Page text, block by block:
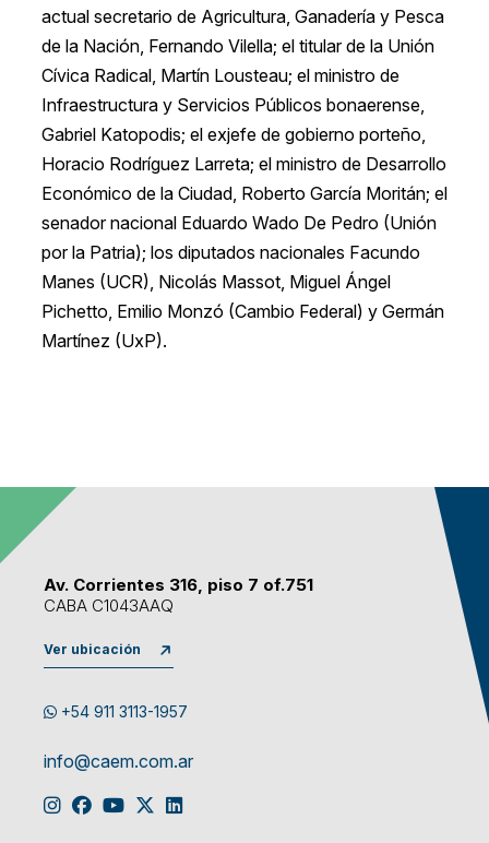
actual secretario de Agricultura, Ganadería y Pesca
de la Nación, Fernando Vilella; el titular de la Unión
Cívica Radical, Martín Lousteau; el ministro de
Infraestructura y Servicios Públicos bonaerense,
Gabriel Katopodis; el exjefe de gobierno porteño,
Horacio Rodríguez Larreta; el ministro de Desarrollo
Económico de la Ciudad, Roberto García Moritán; el
senador nacional Eduardo Wado De Pedro (Unión
por la Patria); los diputados nacionales Facundo
Manes (UCR), Nicolás Massot, Miguel Ángel
Pichetto, Emilio Monzó (Cambio Federal) y Germán
Martínez (UxP).
Av. Corrientes 316, piso 7 of.751
CABA C1043AAQ
Ver ubicación
+54 911 3113-1957
info@caem.com.ar